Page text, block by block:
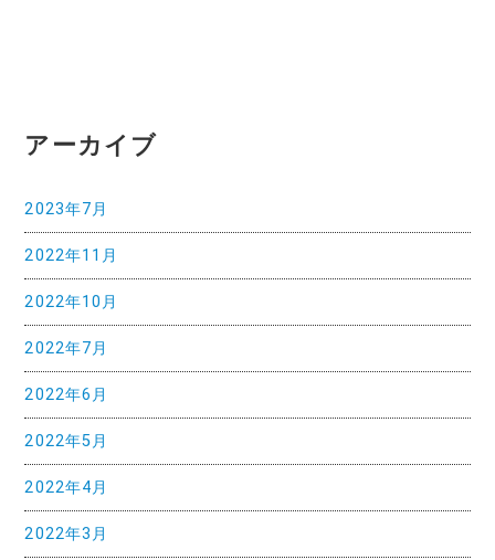
ゲ
シ
ョ
ン
アーカイブ
2023年7月
2022年11月
2022年10月
2022年7月
2022年6月
2022年5月
2022年4月
2022年3月